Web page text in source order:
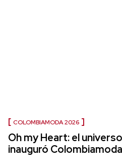
COLOMBIAMODA 2026
Oh my Heart: el
inauguró